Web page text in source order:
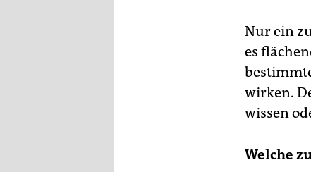
Nur ein
es
wirken.
wissen
Welche